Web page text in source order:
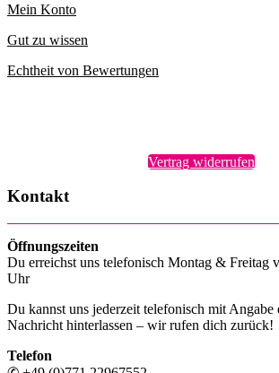
Mein Konto
Gut zu wissen
Echtheit von Bewertungen
Vertrag widerrufen
Kontakt
Öffnungszeiten
Du erreichst uns telefonisch Montag & Freitag
Uhr
Du kannst uns jederzeit telefonisch mit Angabe
Nachricht hinterlassen – wir rufen dich zurück!
Telefon